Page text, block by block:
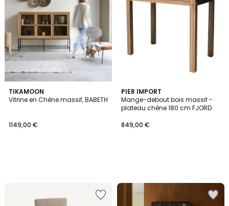
TIKAMOON
Vitrine en Chêne massif, BABETH
1149,00 €
PIER IMPORT
Mange-debout bois massif -
plateau chêne 180 cm FJORD
849,00 €